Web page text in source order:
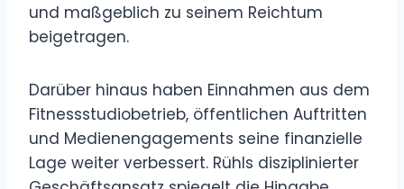
und maßgeblich zu seinem Reichtum
beigetragen.
Darüber hinaus haben Einnahmen aus dem
Fitnessstudiobetrieb, öffentlichen Auftritten
und Medienengagements seine finanzielle
Lage weiter verbessert. Rühls disziplinierter